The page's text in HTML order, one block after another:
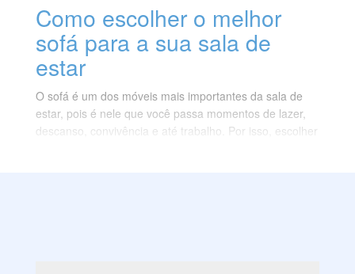
Como escolher o melhor
sofá para a sua sala de
estar
O sofá é um dos móveis mais importantes da sala de
estar, pois é nele que você passa momentos de lazer,
descanso, convivência e até trabalho. Por isso, escolher